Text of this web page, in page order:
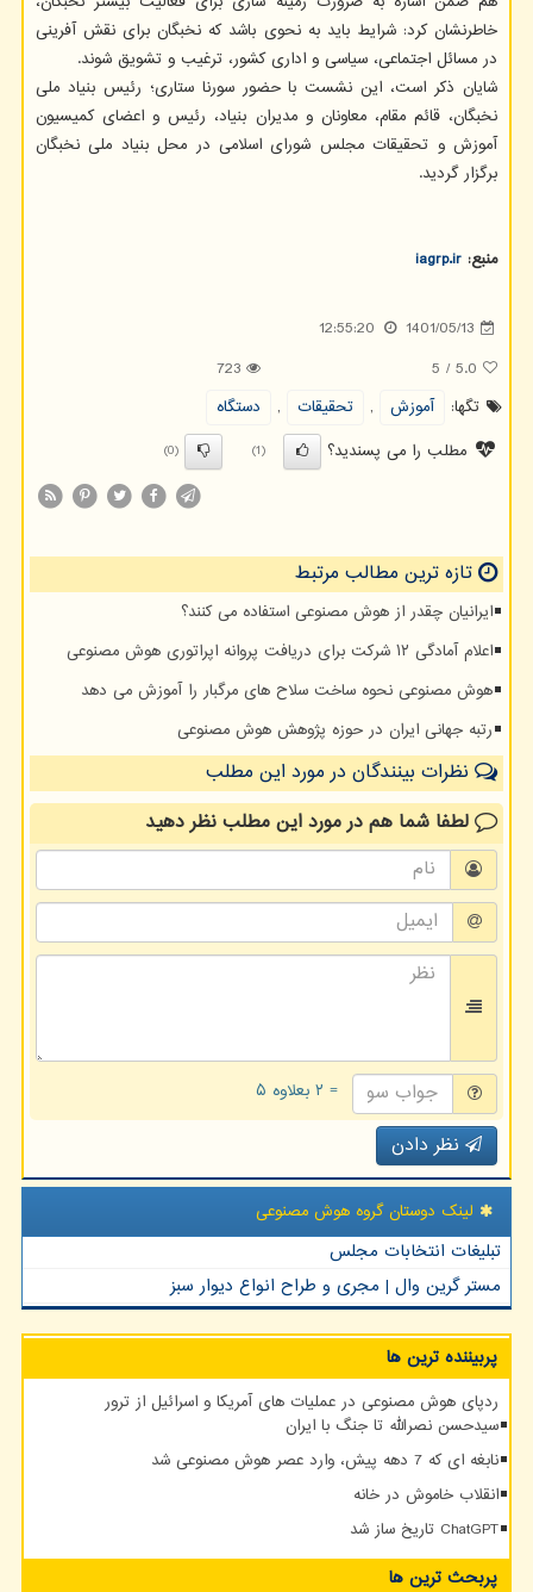
خاطرنشان کرد: شرایط باید به نحوی باشد که نخبگان برای نقش آفرینی
در مسائل اجتماعی، سیاسی و اداری کشور، ترغیب و تشویق شوند.
شایان ذکر است، این نشست با حضور سورنا ستاری؛ رئیس بنیاد ملی
نخبگان، قائم مقام، معاونان و مدیران بنیاد، رئیس و اعضای کمیسیون
آموزش و تحقیقات مجلس شورای اسلامی در محل بنیاد ملی نخبگان
برگزار گردید.
منبع: iagrp.ir
1401/05/13
12:55:20
5.0
/
5
723
تگها:
آموزش , تحقیقات ,
دستگاه
مطلب را می پسندید؟
(1)
(0)
تازه ترین مطالب مرتبط
ایرانیان چقدر از هوش مصنوعی استفاده می کنند؟
اعلام آمادگی ۱۲ شرکت برای دریافت پروانه اپراتوری هوش مصنوعی
هوش مصنوعی نحوه ساخت سلاح های مرگبار را آموزش می دهد
رتبه جهانی ایران در حوزه پژوهش هوش مصنوعی
نظرات بینندگان در مورد این مطلب
لطفا شما همدر مورد این مطلبنظر دهید
= ۲ بعلاوه ۵
نظر دادن
لینک دوستان گروه هوش مصنوعی
تبلیغات انتخابات مجلس
مستر گرین وال | مجری و طراح انواع دیوار سبز
پربیننده ترین ها
ردپای هوش مصنوعی در عملیات های آمریکا و اسرائیل از ترور
سیدحسن نصرالله تا جنگ با ایران
نابغه ای که 7 دهه پیش، وارد عصر هوش مصنوعی شد
انقلاب خاموش در خانه
ChatGPT تاریخ ساز شد
پربحث ترین ها